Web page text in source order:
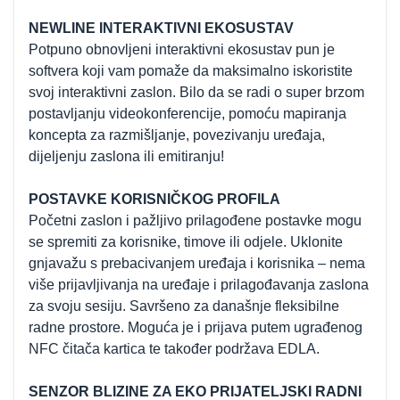
NEWLINE INTERAKTIVNI EKOSUSTAV
Potpuno obnovljeni interaktivni ekosustav pun je
softvera koji vam pomaže da maksimalno iskoristite
svoj interaktivni zaslon. Bilo da se radi o super brzom
postavljanju videokonferencije, pomoću mapiranja
koncepta za razmišljanje, povezivanju uređaja,
dijeljenju zaslona ili emitiranju!
POSTAVKE KORISNIČKOG PROFILA
Početni zaslon i pažljivo prilagođene postavke mogu
se spremiti za korisnike, timove ili odjele. Uklonite
gnjavažu s prebacivanjem uređaja i korisnika – nema
više prijavljivanja na uređaje i prilagođavanja zaslona
za svoju sesiju. Savršeno za današnje fleksibilne
radne prostore. Moguća je i prijava putem ugrađenog
NFC čitača kartica te također podržava EDLA.
SENZOR BLIZINE ZA EKO PRIJATELJSKI RADNI